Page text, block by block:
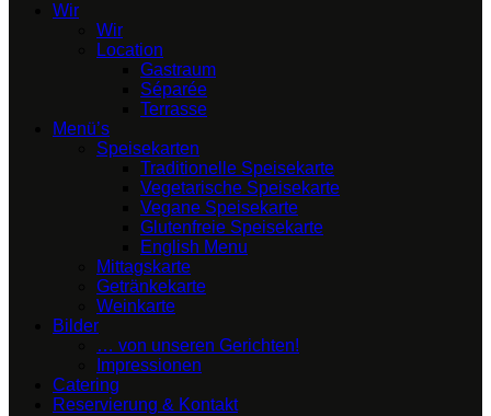
Wir
Wir
Location
Gastraum
Séparée
Terrasse
Menü’s
Speisekarten
Traditionelle Speisekarte
Vegetarische Speisekarte
Vegane Speisekarte
Glutenfreie Speisekarte
English Menu
Mittagskarte
Getränkekarte
Weinkarte
Bilder
… von unseren Gerichten!
Impressionen
Catering
Reservierung & Kontakt